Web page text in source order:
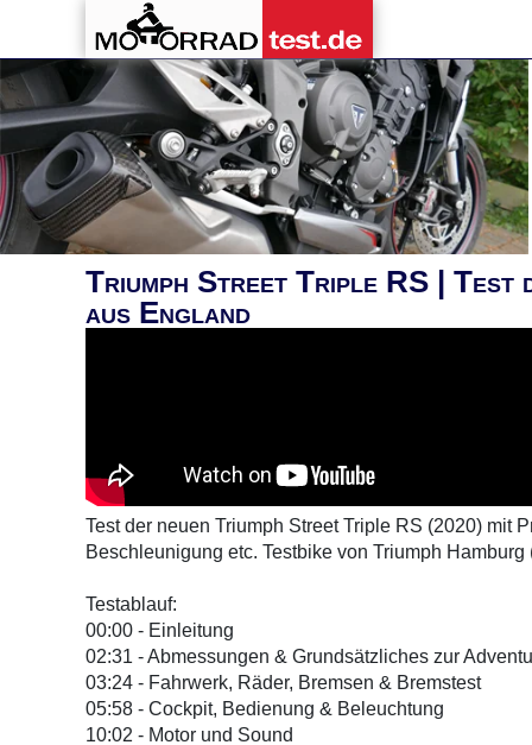
Triumph Street Triple RS |
aus England
Test der neuen Triumph Street Triple RS (2020) mit
Beschleunigung etc. Testbike von Triumph
Testablauf:
00:00 - Einleitung
02:31 - Abmessungen & Grundsätzliches zur
03:24 - Fahrwerk, Räder, Bremsen & Bremstest
05:58 - Cockpit, Bedienung & Beleuchtung
10:02 - Motor und Sound